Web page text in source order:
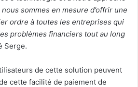
sommes en mesure d’offrir une
ordre à toutes les entreprises qui
problèmes financiers tout au long
Serge.
de cette solution peuvent
cette facilité de paiement de